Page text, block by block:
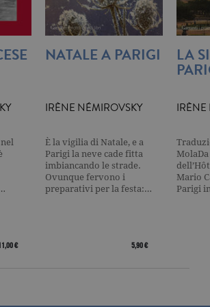
€
NATALE A PARIGI
IRÈNE NÉMIROVSKY
È la vigilia di Natale, e a
Parigi la neve cade fitta
imbiancando le strade.
Ovunque fervono i
preparativi per la festa:…
5,90 €
LA
IRÈNE
Mario
Parigi
analitici sono equiparati ai
e dunque non necessitano del
Dominio Scadenza
Descrizione
Questo
Analytics.
Memorizza
per ogni
visitata e
utilizzato
contare e
traccia delle
pagina.
per